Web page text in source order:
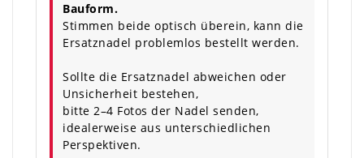
Bauform.
Stimmen beide optisch überein, kann die
Ersatznadel problemlos bestellt werden.
Sollte die Ersatznadel abweichen oder
Unsicherheit bestehen,
bitte 2–4 Fotos der Nadel senden,
idealerweise aus unterschiedlichen
Perspektiven.